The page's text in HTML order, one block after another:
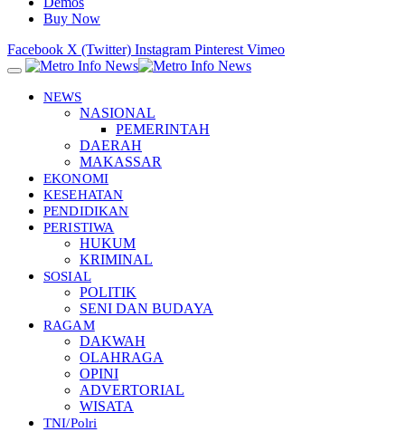
Buy Now
Facebook X (Twitter) Instagram Pinterest Vimeo
NEWS
NASIONAL
PEMERINTAH
DAERAH
MAKASSAR
EKONOMI
KESEHATAN
PENDIDIKAN
PERISTIWA
HUKUM
KRIMINAL
SOSIAL
POLITIK
SENI DAN BUDAYA
RAGAM
DAKWAH
OLAHRAGA
OPINI
ADVERTORIAL
WISATA
TNI/Polri